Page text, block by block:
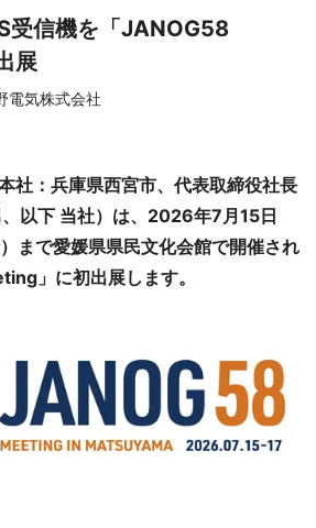
受信機を「JANOG58
展
電気株式会社
社：兵庫県西宮市、代表取締役社長
以下 当社）は、2026年7月15日
まで愛媛県県民文化会館で開催され
」に初出展します。